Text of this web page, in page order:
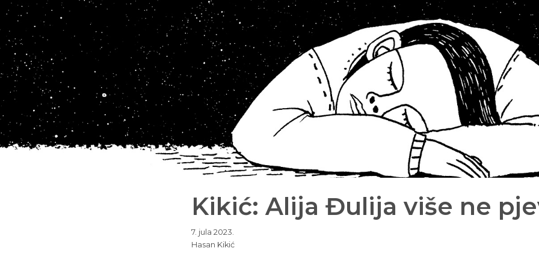
Kikić: Alija Đulija više ne
7. jula 2023.
Hasan Kikić